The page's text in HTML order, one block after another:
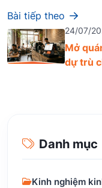
Bài tiếp theo
24/07/
Mở
dự trù
Danh mục
Kinh nghiệm